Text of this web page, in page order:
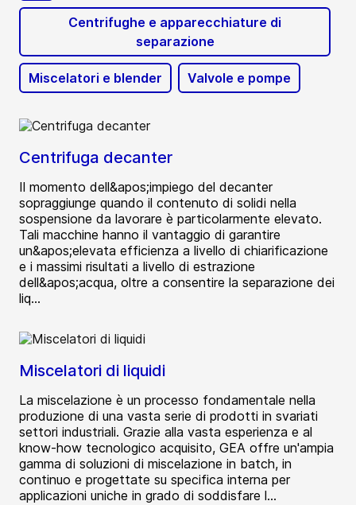
Centrifughe e apparecchiature di
separazione
Miscelatori e blender Valvole e pompe
Centrifuga decanter
Il momento dell&apos;impiego del decanter
sopraggiunge quando il contenuto di solidi nella
sospensione da lavorare è particolarmente elevato.
Tali macchine hanno il vantaggio di garantire
un&apos;elevata efficienza a livello di chiarificazione
e i massimi risultati a livello di estrazione
dell&apos;acqua, oltre a consentire la separazione dei
liq...
Miscelatori di liquidi
La miscelazione è un processo fondamentale nella
produzione di una vasta serie di prodotti in svariati
settori industriali. Grazie alla vasta esperienza e al
know-how tecnologico acquisito, GEA offre un'ampia
gamma di soluzioni di miscelazione in batch, in
continuo e progettate su specifica interna per
applicazioni uniche in grado di soddisfare l...